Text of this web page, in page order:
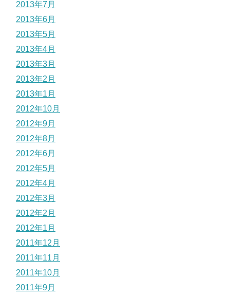
2013年7月
2013年6月
2013年5月
2013年4月
2013年3月
2013年2月
2013年1月
2012年10月
2012年9月
2012年8月
2012年6月
2012年5月
2012年4月
2012年3月
2012年2月
2012年1月
2011年12月
2011年11月
2011年10月
2011年9月